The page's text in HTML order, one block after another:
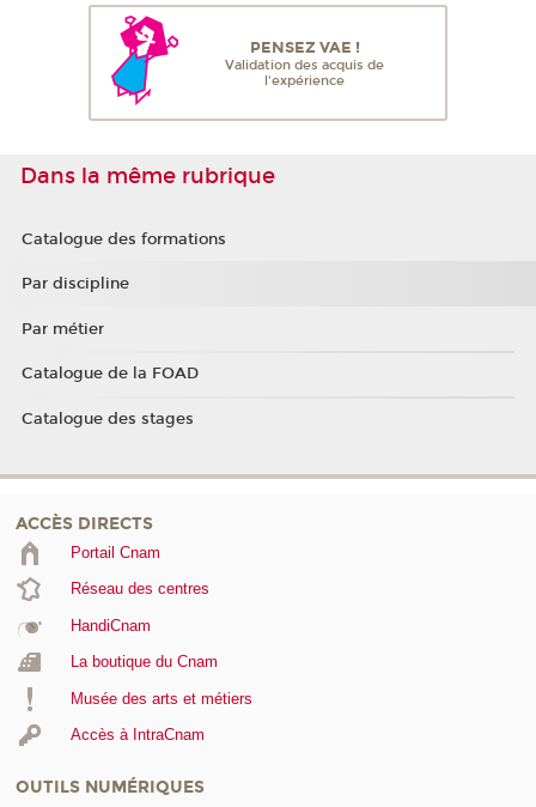
PENSEZ VAE !
Validation des acquis de
l'expérience
Dans la même rubrique
Catalogue des formations
Par discipline
Par métier
Catalogue de la FOAD
Catalogue des stages
ACCÈS DIRECTS
Portail Cnam
Réseau des centres
HandiCnam
La boutique du Cnam
Musée des arts et métiers
Accès à IntraCnam
OUTILS NUMÉRIQUES